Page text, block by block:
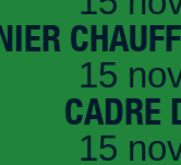
15
CADRE
15